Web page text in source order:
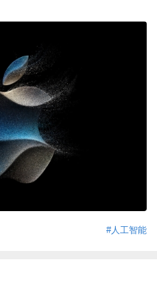
#人工智能